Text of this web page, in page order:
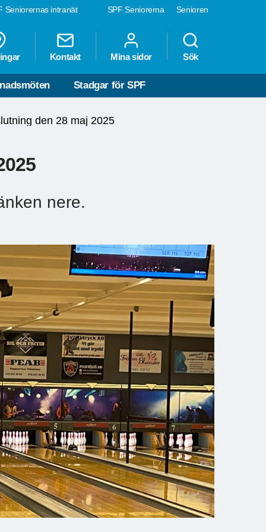
SPF Seniorerna Senioren
Seniorernas intranät
Kontakt Mina sidor Sök
Stadgar för SPF
den 28 maj 2025
nere.